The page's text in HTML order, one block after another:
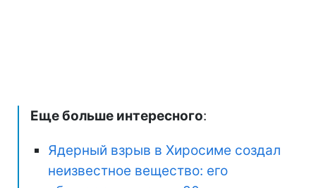
Еще больше интересного:
Ядерный взрыв в Хиросиме создал
неизвестное вещество: его